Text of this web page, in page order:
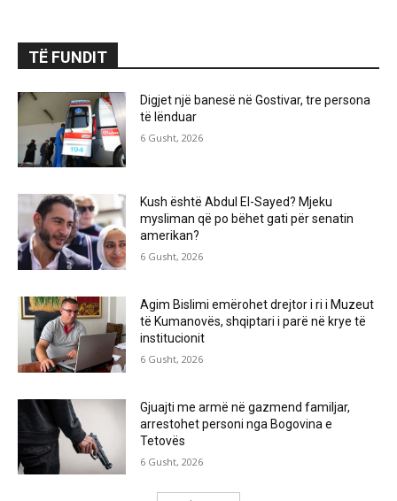
TË FUNDIT
Digjet një banesë në Gostivar, tre persona
të lënduar
6 Gusht, 2026
Kush është Abdul El-Sayed? Mjeku
mysliman që po bëhet gati për senatin
amerikan?
6 Gusht, 2026
Agim Bislimi emërohet drejtor i ri i Muzeut
të Kumanovës, shqiptari i parë në krye të
institucionit
6 Gusht, 2026
Gjuajti me armë në gazmend familjar,
arrestohet personi nga Bogovina e
Tetovës
6 Gusht, 2026